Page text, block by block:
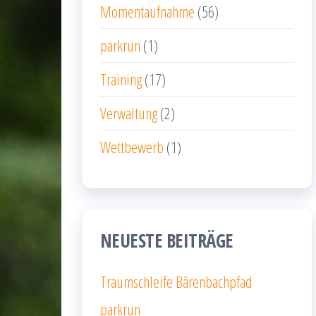
Momentaufnahme (56)
parkrun (1)
Training(17)
Verwaltung(2)
Wettbewerb (1)
NEUESTE BEITRÄGE
Traumschleife Bärenbachpfad
parkrun